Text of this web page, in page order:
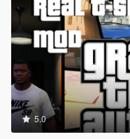
5.0